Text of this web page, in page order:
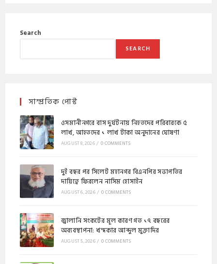
Search
SEARCH
সাম্প্রতিক পোস্ট
ওসমানীনগরে বাস দুর্ঘটনায় নিহতদের পরিবারকে ৫
লাখ, আহতদের ১ লাখ টাকা অনুদানের ঘোষণা
AUGUST 8, 2026/ 0 COMMENTS
দুই বছর পর সিলেট মহানগর বিএনপির সভাপতির
দায়িত্বে ফিরলেন নাসিম হোসাইন
AUGUST 6, 2026/ 0 COMMENTS
জ্বালানি সংকটের মূল কারণ গত ১৭ বছরের
অব্যবস্থাপনা: খন্দকার আব্দুল মুক্তাদির
AUGUST 5, 2026/ 0 COMMENTS